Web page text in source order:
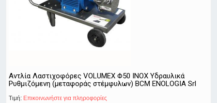
Αντλία Λαστιχοφόρες VOLUMEX Φ50 ΙΝΟΧ Υδραυλικά
Ρυθμιζόμενη (μεταφοράς στέμφυλων) BCM ENOLOGIA Srl
Τιμή: Eπικοινωνήστε για πληροφορίες